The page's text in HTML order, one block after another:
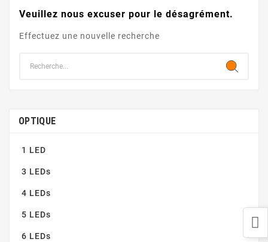
Veuillez nous excuser pour le désagrément.
Effectuez une nouvelle recherche
OPTIQUE
1 LED
3 LEDs
4 LEDs
5 LEDs
6 LEDs